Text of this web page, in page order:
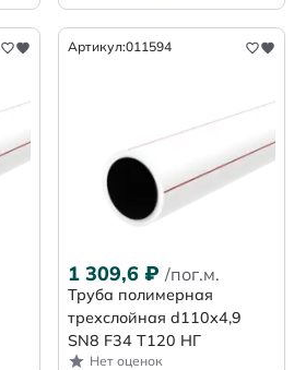
Артикул:011594
1 309,6 ₽ /пог.м.
Труба полимерная
трехслойная d110х4,9
SN8 F34 Т120 НГ
Нет оценок